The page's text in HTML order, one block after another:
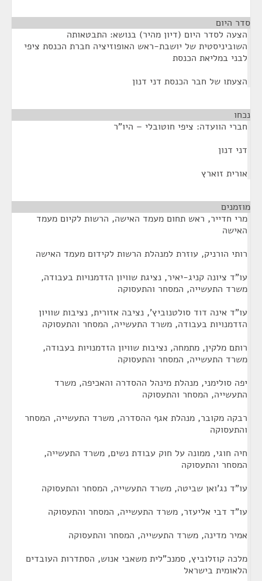
סדר היום
הצעה לסדר היום (דיון מהיר) בנושא: התבטאותה
השוביניסטית של יושבת-ראש האופוזיציה חברת הכנסת ציפי
לבני במליאת הכנסת
הצעתו של חבר הכנסת דני דנון
נכחו
חברי הוועדה: ציפי חוטובלי – היו"ר
דני דנון
אורית זוארץ
מוזמנים
מרי חדייר, ראש תחום מעמד האישה, הרשות לקיום מעמד
האישה
רותי הורניק, עוזרת למנהלת הרשות לקידום מעמד האישה
עו"ד ציונה קניג-יאיר, נציגת שוויון הזדמנויות בעבודה,
משרד התעשייה, המסחר והתעסוקה
עו"ד אינה דוד סולטנוביץ', נציבה אזורית, נציבות שוויון
הזדמנויות בעבודה, משרד התעשייה, המסחר והתעסוקה
רותם מלקין, מתמחה, נציבות שוויון הזדמנויות בעבודה,
משרד התעשייה, המסחר והתעסוקה
יפה סולימני, מנהלת מינהל ההסדרה והאכיפה, משרד
התעשייה, המסחר והתעסוקה
רבקה מקובר, מנהלת אגף ההסדרה, משרד התעשייה, המסחר
והתעסוקה
חיה חוגי, ממונה על חוק עבודת נשים, משרד התעשייה,
המסחר והתעסוקה
עו"ד נג'ואן שביטה, משרד התעשייה, המסחר והתעסוקה
עו"ד דבי אליעזר, משרד התעשייה, המסחר והתעסוקה
אמיר מדינה, משרד התעשייה, המסחר והתעסוקה
מלכה קוזלוביץ, סמנכ"לית משאבי אנוש, הסתדרות העובדים
הלאומית בישראל